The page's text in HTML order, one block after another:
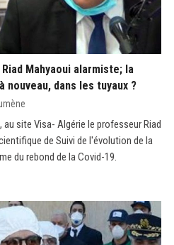
Mahyaoui alarmiste; la
dans les tuyaux ?
site Visa- Algérie le professeur Riad
de Suivi de l'évolution de la
du rebond de la Covid-19.